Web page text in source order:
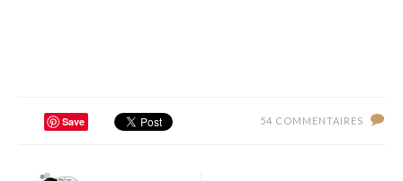
Save 54 COMMENTAIRES